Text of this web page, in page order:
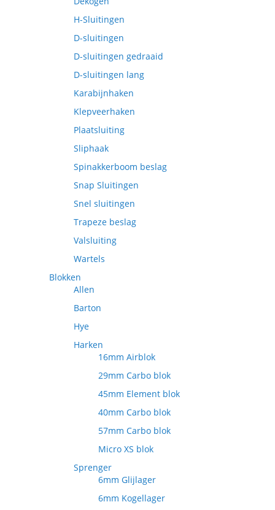
H-Sluitingen
D-sluitingen
D-sluitingen gedraaid
D-sluitingen lang
Karabijnhaken
Klepveerhaken
Plaatsluiting
Sliphaak
Spinakkerboom beslag
Snap Sluitingen
Snel sluitingen
Trapeze beslag
Valsluiting
Wartels
Blokken
Allen
Barton
Hye
Harken
16mm Airblok
29mm Carbo blok
45mm Element blok
40mm Carbo blok
57mm Carbo blok
Micro XS blok
Sprenger
6mm Glijlager
6mm Kogellager